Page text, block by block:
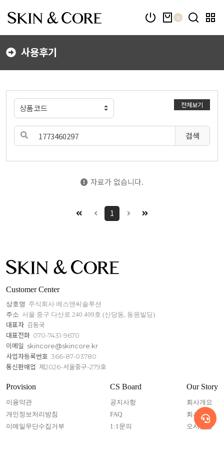
0
사용후기
전체보기
검색
자료가 없습니다.
1
Customer Center
상호명 주식회사 에스앤씨솔루션
주소 서울 중구 다산로 240 409호 (신당동, 동원빌딩)
대표자 김동국
대표전화 070-7431-9670
이메일 skincore@skincore.kr
사업자등록번호 366-87-03780
통신판매업 제2026-서울중구-279호
Provision
이용약관
개인정보처리방침
이메일무단수집거부
CS Board
공지사항
FAQ
1:1문의
Our Story
회사개요
회사연혁
오시는길